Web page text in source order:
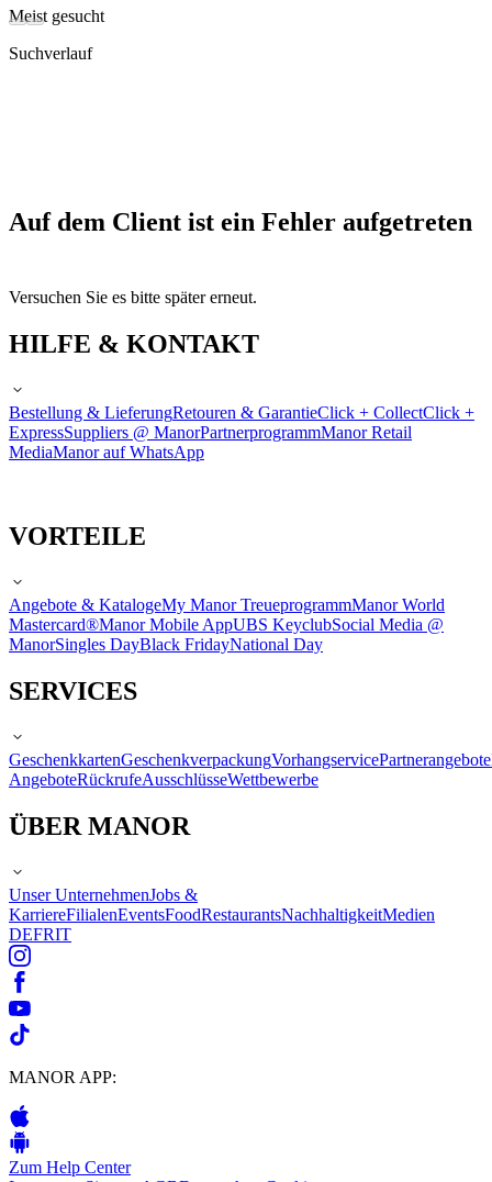
Meist gesucht
Suchverlauf
Auf dem Client ist ein Fehler aufgetreten
Versuchen Sie es bitte später erneut.
HILFE & KONTAKT
Bestellung & LieferungRetouren & GarantieClick + CollectClick +
ExpressSuppliers @ ManorPartnerprogrammManor Retail
MediaManor auf WhatsApp
VORTEILE
Angebote & KatalogeMy Manor TreueprogrammManor World
Mastercard®Manor Mobile AppUBS KeyclubSocial Media @
ManorSingles DayBlack FridayNational Day
SERVICES
GeschenkkartenGeschenkverpackungVorhangservicePartnerangebote
AngeboteRückrufeAusschlüsseWettbewerbe
ÜBER MANOR
Unser UnternehmenJobs &
KarriereFilialenEventsFoodRestaurantsNachhaltigkeitMedien
DEFRIT
MANOR APP:
Zum Help Center